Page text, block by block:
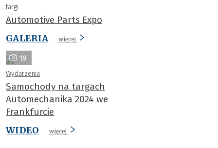
targi
Automotive Parts Expo
GALERIA
więcej
19
Wydarzenia
Samochody na targach
Automechanika 2024 we
Frankfurcie
WIDEO
więcej